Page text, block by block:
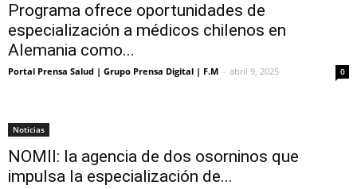
Programa ofrece oportunidades de
especialización a médicos chilenos en
Alemania como...
Portal Prensa Salud | Grupo Prensa Digital | F.M - abril 9, 2025 0
Noticias
NOMII: la agencia de dos osorninos que
impulsa la especialización de...